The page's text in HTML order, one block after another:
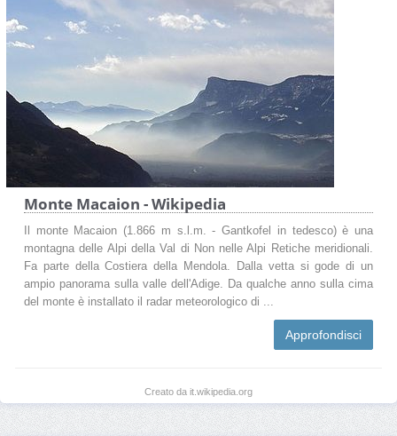
Monte Macaion - Wikipedia
Il monte Macaion (1.866 m s.l.m. - Gantkofel in tedesco) è una
montagna delle Alpi della Val di Non nelle Alpi Retiche meridionali.
Fa parte della Costiera della Mendola. Dalla vetta si gode di un
ampio panorama sulla valle dell'Adige. Da qualche anno sulla cima
del monte è installato il radar meteorologico di ...
Approfondisci
Creato da it.wikipedia.org